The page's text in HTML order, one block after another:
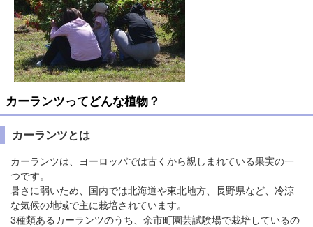
カーランツってどんな植物？
カーランツとは
カーランツは、ヨーロッパでは古くから親しまれている果実の一
つです。
暑さに弱いため、国内では北海道や東北地方、長野県など、冷涼
な気候の地域で主に栽培されています。
3種類あるカーランツのうち、余市町園芸試験場で栽培しているの